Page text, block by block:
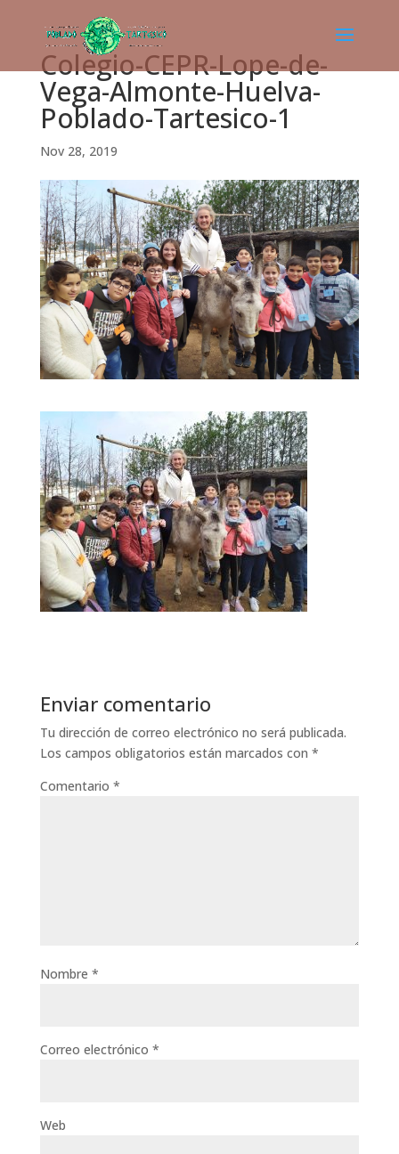
Colegio-CEPR-Lope-de-
Vega-Almonte-Huelva-
Poblado-Tartesico-1
Nov 28, 2019
Enviar comentario
Tu dirección de correo electrónico no será publicada.
Los campos obligatorios están marcados con *
Comentario *
Nombre *
Correo electrónico *
Web